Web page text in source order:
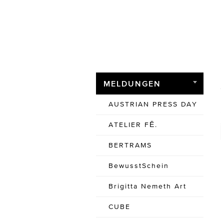
MELDUNGEN
AUSTRIAN PRESS DAY
ATELIER FĒ.
BERTRAMS
BewusstSchein
Brigitta Nemeth Art
CUBE